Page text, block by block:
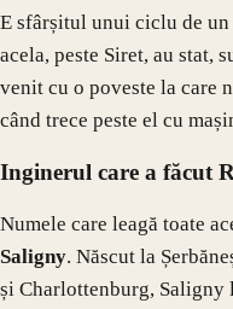
E sfârșitul unui ciclu de
acela, peste Siret, au stat,
venit cu o poveste la care
când trece peste el cu
Inginerul care a făcut
Numele care leagă toate
Saligny. Născut la
și Charlottenburg, Saligny